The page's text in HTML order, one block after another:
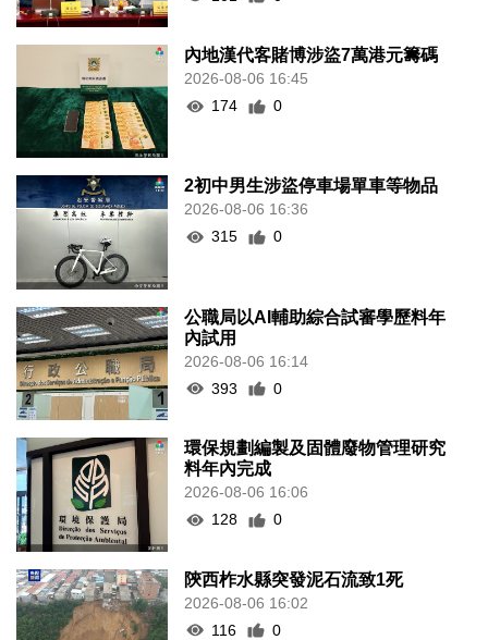
內地漢代客賭博涉盜7萬港元籌碼
2026-08-06 16:45
174
0
2初中男生涉盜停車場單車等物品
2026-08-06 16:36
315
0
公職局以AI輔助綜合試審學歷料年
內試用
2026-08-06 16:14
393
0
環保規劃編製及固體廢物管理研究
料年內完成
2026-08-06 16:06
128
0
陝西柞水縣突發泥石流致1死
2026-08-06 16:02
116
0